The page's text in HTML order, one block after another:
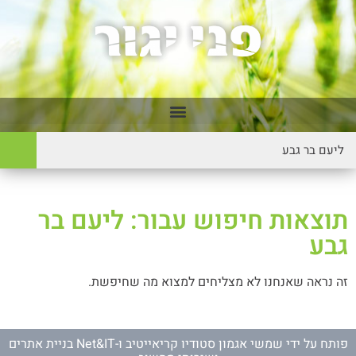
תוצאות חיפוש עבור: ליעם בר
גבע
זה נראה שאנחנו לא מצליחים למצוא מה שחיפשת.
פותח על ידי שמשי אגמון סטודיו קריאייטיב ו- Net&IT בניית אתרים